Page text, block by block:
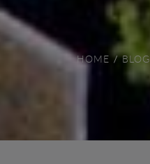
HOME BLOG